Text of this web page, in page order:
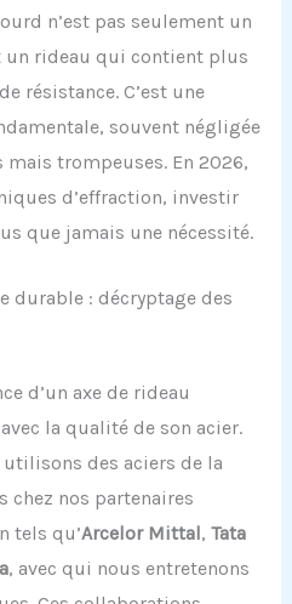
n’est pas seulement un
un rideau qui contient plus
résistance. C’est une
souvent négligée
mais trompeuses. En 2026,
d’effraction, investir
que jamais une nécessité.
durable : décryptage des
d’un axe de rideau
la qualité de son acier.
utilisons des aciers de la
chez nos partenaires
tels qu’Arcelor Mittal, Tata
, avec qui nous entretenons